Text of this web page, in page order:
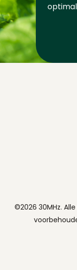
©2026 30MHz.